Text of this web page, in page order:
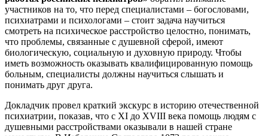
участников на то, что перед специалистами – богословами,
психиатрами и психологами – стоит задача научиться
смотреть на психическое расстройство целостно, понимать,
что проблемы, связанные с душевной сферой, имеют
биологическую, социальную и духовную природу. Чтобы
иметь возможность оказывать квалифицированную помощь
больным, специалисты должны научиться слышать и
понимать друг друга.
Докладчик провел краткий экскурс в историю отечественной
психиатрии, показав, что с XI до XVIII века помощь людям с
душевными расстройствами оказывали в нашей стране